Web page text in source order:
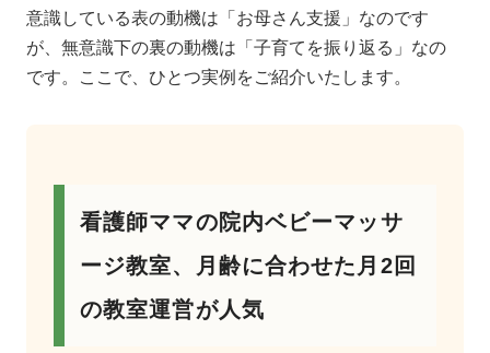
意識している表の動機は「お母さん支援」なのです
が、無意識下の裏の動機は「子育てを振り返る」なの
です。ここで、ひとつ実例をご紹介いたします。
看護師ママの院内ベビーマッサ
ージ教室、月齢に合わせた月2回
の教室運営が人気